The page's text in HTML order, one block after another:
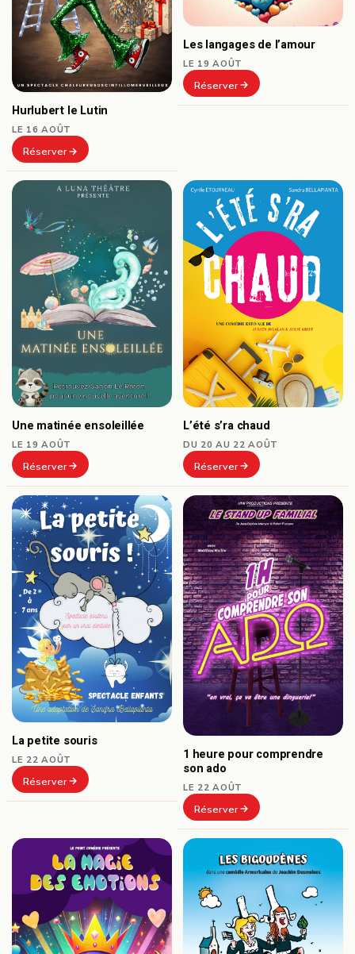
Hurlubert le Lutin
LE 16 AOÛT
Réserver
Les langages de l’amour
LE 19 AOÛT
Réserver
Une matinée ensoleillée
LE 19 AOÛT
Réserver
L’été s’ra chaud
DU 20 AU 22 AOÛT
Réserver
La petite souris
LE 22 AOÛT
Réserver
1 heure pour comprendre
son ado
LE 22 AOÛT
Réserver